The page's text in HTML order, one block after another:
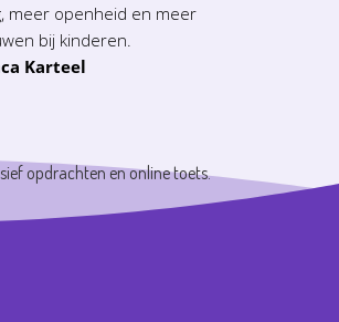
meer openheid en meer
bij kinderen.
Karteel
opdrachten en online toets.